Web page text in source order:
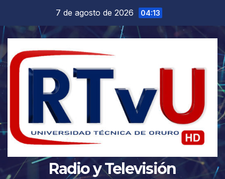
contenido
7 de agosto de 2026 04:13
Radio y Televisión